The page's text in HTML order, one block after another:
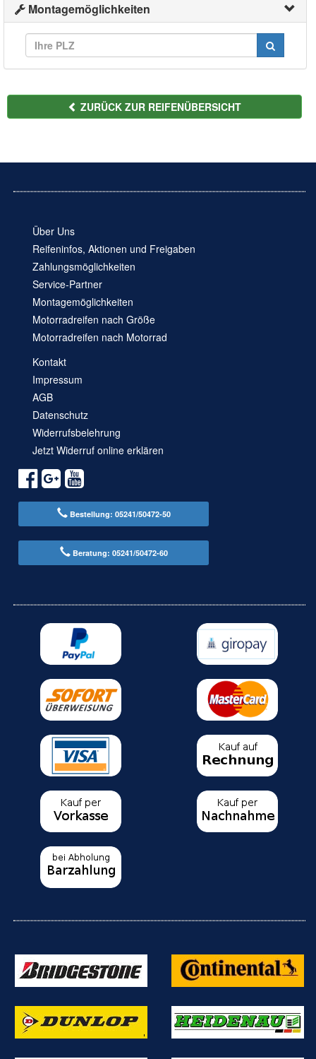
Montagemöglichkeiten
ZURÜCK ZUR REIFENÜBERSICHT
Über Uns
Reifeninfos, Aktionen und Freigaben
Zahlungsmöglichkeiten
Service-Partner
Montagemöglichkeiten
Motorradreifen nach Größe
Motorradreifen nach Motorrad
Kontakt
Impressum
AGB
Datenschutz
Widerrufsbelehrung
Jetzt Widerruf online erklären
Bestellung: 05241/50472-50
Beratung: 05241/50472-60